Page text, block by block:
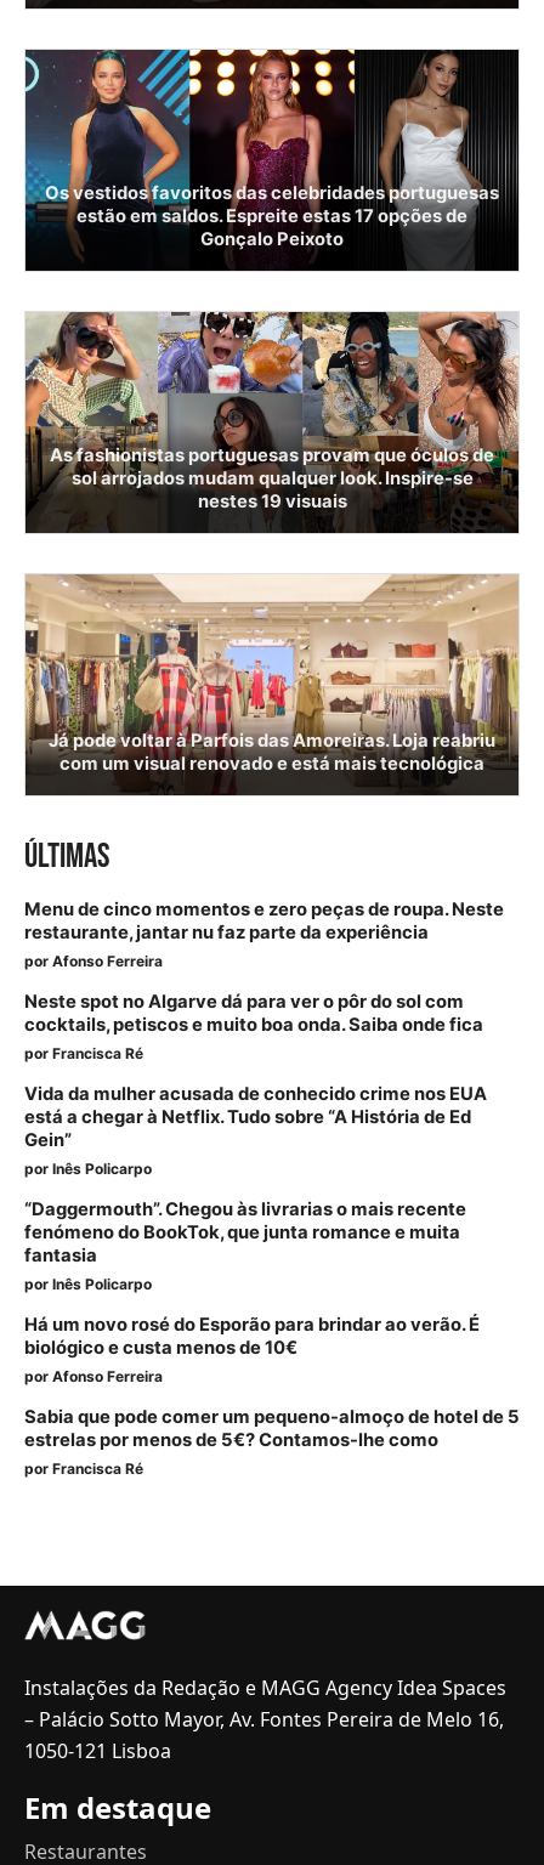
Os vestidos favoritos das celebridades portuguesas
estão em saldos. Espreite estas 17 opções de
Gonçalo Peixoto
As fashionistas portuguesas provam que óculos de
sol arrojados mudam qualquer look. Inspire-se
nestes 19 visuais
Já pode voltar à Parfois das Amoreiras. Loja reabriu
com um visual renovado e está mais tecnológica
ÚLTIMAS
Menu de cinco momentos e zero peças de roupa. Neste
restaurante, jantar nu faz parte da experiência
por Afonso Ferreira
Neste spot no Algarve dá para ver o pôr do sol com
cocktails, petiscos e muito boa onda. Saiba onde fica
por Francisca Ré
Vida da mulher acusada de conhecido crime nos EUA
está a chegar à Netflix. Tudo sobre “A História de Ed
Gein”
por Inês Policarpo
“Daggermouth”. Chegou às livrarias o mais recente
fenómeno do BookTok, que junta romance e muita
fantasia
por Inês Policarpo
Há um novo rosé do Esporão para brindar ao verão. É
biológico e custa menos de 10€
por Afonso Ferreira
Sabia que pode comer um pequeno-almoço de hotel de 5
estrelas por menos de 5€? Contamos-lhe como
por Francisca Ré
Instalações da Redação e MAGG Agency Idea Spaces
– Palácio Sotto Mayor, Av. Fontes Pereira de Melo 16,
1050-121 Lisboa
Em destaque
Restaurantes